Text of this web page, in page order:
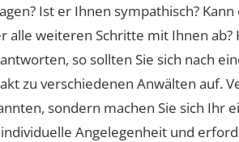
Ist er Ihnen sympathisch?
alle weiteren Schritte mit Ihnen
so sollten Sie sich nach
zu verschiedenen Anwälten auf.
sondern machen Sie sich Ihr
Angelegenheit und